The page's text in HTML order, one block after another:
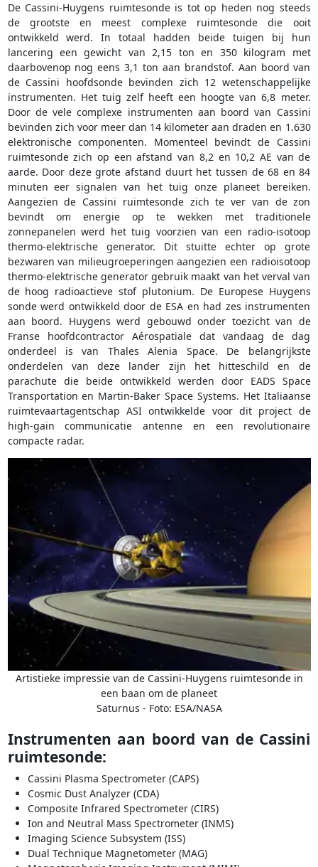
De Cassini-Huygens ruimtesonde is tot op heden nog steeds
de grootste en meest complexe ruimtesonde die ooit
ontwikkeld werd. In totaal hadden beide tuigen bij hun
lancering een gewicht van 2,15 ton en 350 kilogram met
daarbovenop nog eens 3,1 ton aan brandstof. Aan boord van
de Cassini hoofdsonde bevinden zich 12 wetenschappelijke
instrumenten. Het tuig zelf heeft een hoogte van 6,8 meter.
Door de vele complexe instrumenten aan boord van Cassini
bevinden zich voor meer dan 14 kilometer aan draden en 1.630
elektronische componenten. Momenteel bevindt de Cassini
ruimtesonde zich op een afstand van 8,2 en 10,2 AE van de
aarde. Door deze grote afstand duurt het tussen de 68 en 84
minuten eer signalen van het tuig onze planeet bereiken.
Aangezien de Cassini ruimtesonde zich te ver van de zon
bevindt om energie op te wekken met traditionele
zonnepanelen werd het tuig voorzien van een radio-isotoop
thermo-elektrische generator. Dit stuitte echter op grote
bezwaren van milieugroeperingen aangezien een radioisotoop
thermo-elektrische generator gebruik maakt van het verval van
de hoog radioactieve stof plutonium. De Europese Huygens
sonde werd ontwikkeld door de ESA en had zes instrumenten
aan boord. Huygens werd gebouwd onder toezicht van de
Franse hoofdcontractor Aérospatiale dat vandaag de dag
onderdeel is van Thales Alenia Space. De belangrijkste
onderdelen van deze lander zijn het hitteschild en de
parachute die beide ontwikkeld werden door EADS Space
Transportation en Martin-Baker Space Systems. Het Italiaanse
ruimtevaartagentschap ASI ontwikkelde voor dit project de
high-gain communicatie antenne en een revolutionaire
compacte radar.
Artistieke impressie van de Cassini-Huygens ruimtesonde in
een baan om de planeet
Saturnus - Foto: ESA/NASA
Instrumenten aan boord van de Cassini
ruimtesonde:
Cassini Plasma Spectrometer (CAPS)
Cosmic Dust Analyzer (CDA)
Composite Infrared Spectrometer (CIRS)
Ion and Neutral Mass Spectrometer (INMS)
Imaging Science Subsystem (ISS)
Dual Technique Magnetometer (MAG)